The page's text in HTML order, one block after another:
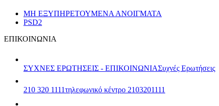
ΜΗ ΕΞΥΠΗΡΕΤΟΥΜΕΝΑ ΑΝΟΙΓΜΑΤΑ
PSD2
ΕΠΙΚΟΙΝΩΝΙΑ
ΣΥΧΝΕΣ ΕΡΩΤΗΣΕΙΣ - ΕΠΙΚΟΙΝΩΝΙΑΣυχνές Ερωτήσεις
210 320 1111τηλεφωνικό κέντρο 2103201111